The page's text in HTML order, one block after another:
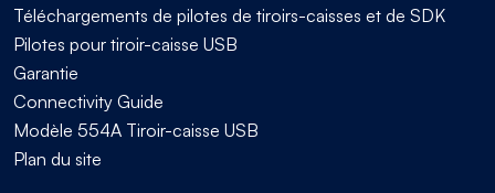
Téléchargements de pilotes de tiroirs-caisses et de SDK
Pilotes pour tiroir-caisse USB
Garantie
Connectivity Guide
Modèle 554A Tiroir-caisse USB
Plan du site